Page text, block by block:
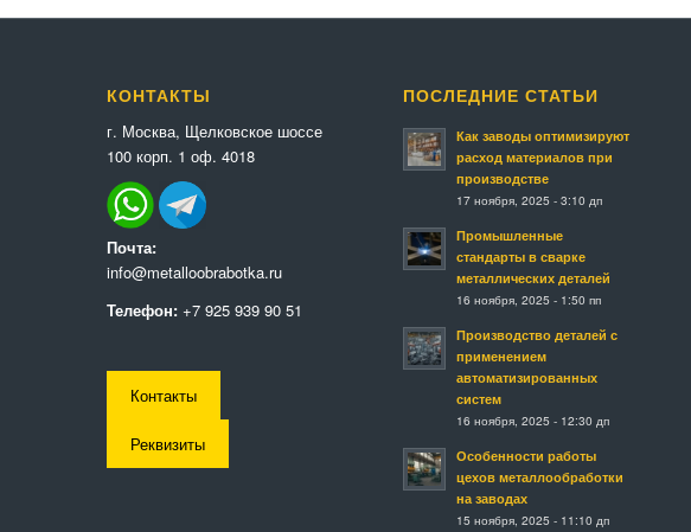
КОНТАКТЫ
г. Москва, Щелковское шоссе
100 корп. 1 оф. 4018
Почта:
info@metalloobrabotka.ru
Телефон: +7 925 939 90 51
Контакты
Реквизиты
ПОСЛЕДНИЕ СТАТЬИ
Как заводы оптимизируют
расход материалов при
производстве
17 ноября, 2025 - 3:10 дп
Промышленные
стандарты в сварке
металлических деталей
16 ноября, 2025 - 1:50 пп
Производство деталей с
применением
автоматизированных
систем
16 ноября, 2025 - 12:30 дп
Особенности работы
цехов металлообработки
на заводах
15 ноября, 2025 - 11:10 дп